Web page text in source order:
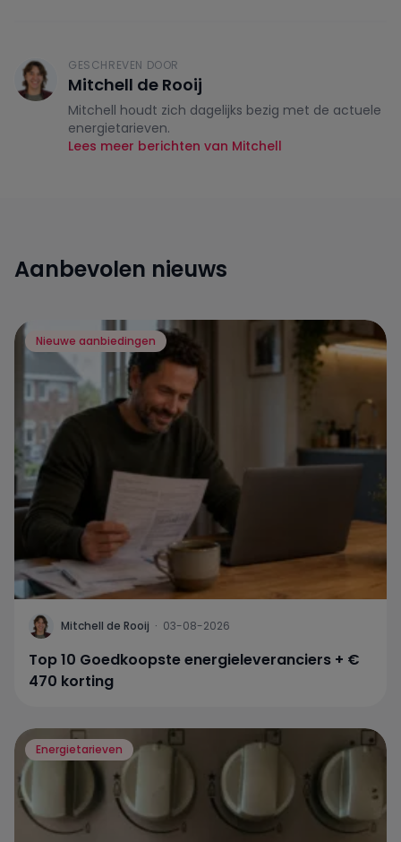
GESCHREVEN DOOR
Mitchell de Rooij
Mitchell houdt zich dagelijks bezig met de actuele
energietarieven.
Lees meer berichten van Mitchell
Aanbevolen nieuws
Nieuwe aanbiedingen
Mitchell de Rooij · 03-08-2026
Top 10 Goedkoopste energieleveranciers + €
470 korting
Energietarieven